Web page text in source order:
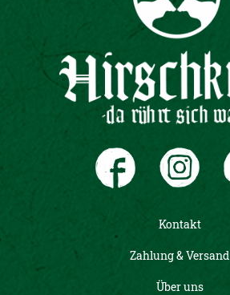
Kontakt
Zahlung & Versand
Über uns